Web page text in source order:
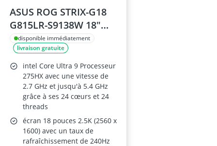
ASUS ROG STRIX-G18
G815LR-S9138W 18"
2.5K Pc Portable, Intel
Core Ultra 9, 32GB
RAM, 1TB SSD, RTX
5070 Ti, Windows 11,
Clavier AZERTY
disponible immédiatement
livraison gratuite
intel Core Ultra 9 Processeur
275HX avec une vitesse de
2.7 GHz et jusqu'à 5.4 GHz
grâce à ses 24 cœurs et 24
threads
écran 18 pouces 2.5K (2560 x
1600) avec un taux de
rafraîchissement de 240Hz